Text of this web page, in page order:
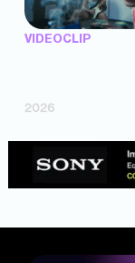
VIDEOCLIP
2026